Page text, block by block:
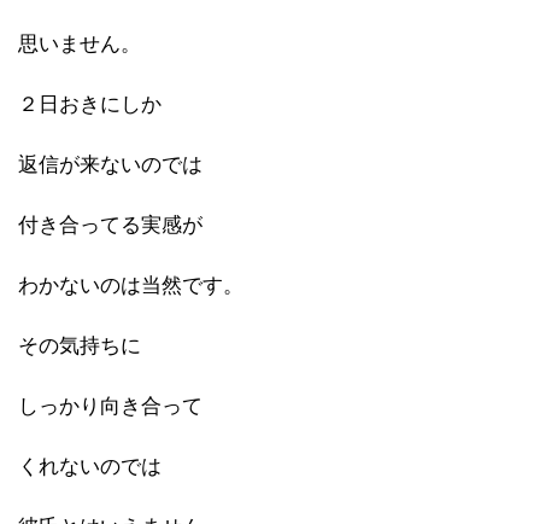
思いません。
２日おきにしか
返信が来ないのでは
付き合ってる実感が
わかないのは当然です。
その気持ちに
しっかり向き合って
くれないのでは